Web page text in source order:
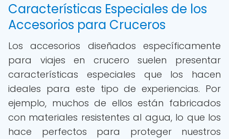
Características Especiales de los
Accesorios para Cruceros
Los accesorios diseñados específicamente
para viajes en crucero suelen presentar
características especiales que los hacen
ideales para este tipo de experiencias. Por
ejemplo, muchos de ellos están fabricados
con materiales resistentes al agua, lo que los
hace perfectos para proteger nuestros